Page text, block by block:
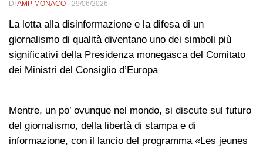
DI AMP MONACO · 29/06/2026
La lotta alla disinformazione e la difesa di un
giornalismo di qualità diventano uno dei simboli più
significativi della Presidenza monegasca del Comitato
dei Ministri del Consiglio d’Europa
Mentre, un po’ ovunque nel mondo, si discute sul futuro
del giornalismo, della libertà di stampa e di
informazione, con il lancio del programma «Les jeunes